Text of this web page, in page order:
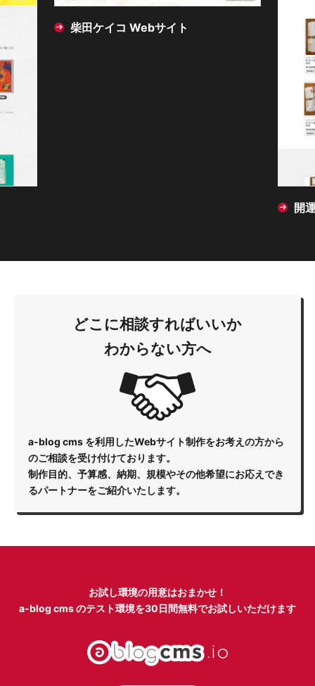
柴田ケイコ Webサイト
開
どこに相談すればいいか
わからない方へ
a-blog cms を利用したWebサイト制作をお考えの方から
のご相談を受け付けております。
制作目的、予算感、納期、規模やその他希望にお応えでき
るパートナーをご紹介いたします。
お試し環境の用意はおまかせ！
a-blog cms のテスト環境を30日間無料でお試しいただけます